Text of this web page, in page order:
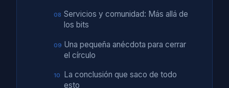
Servicios y comunidad: Más allá de
los bits
Una pequeña anécdota para cerrar
el círculo
La conclusión que saco de todo
esto